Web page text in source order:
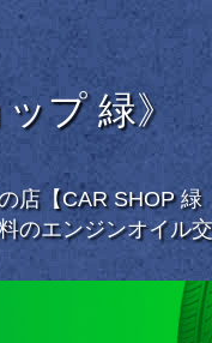
プ 緑》
店【CAR SHOP
エンジンオイル